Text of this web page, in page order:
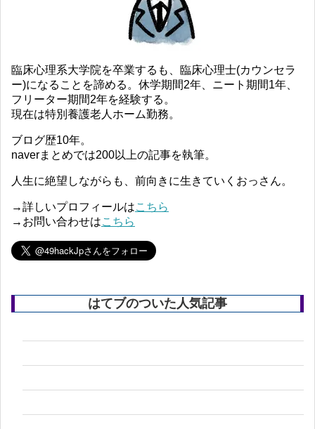
臨床心理系大学院を卒業するも、臨床心理士(カウンセラ
ー)になることを諦める。休学期間2年、ニート期間1年、
フリーター期間2年を経験する。
現在は特別養護老人ホーム勤務。
ブログ歴10年。
naverまとめでは200以上の記事を執筆。
人生に絶望しながらも、前向きに生きていくおっさん。
→詳しいプロフィールはこちら
→お問い合わせはこちら
はてブのついた人気記事